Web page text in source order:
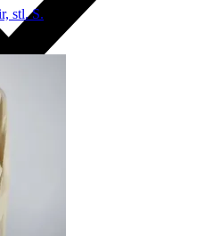
din vara
stl. S.